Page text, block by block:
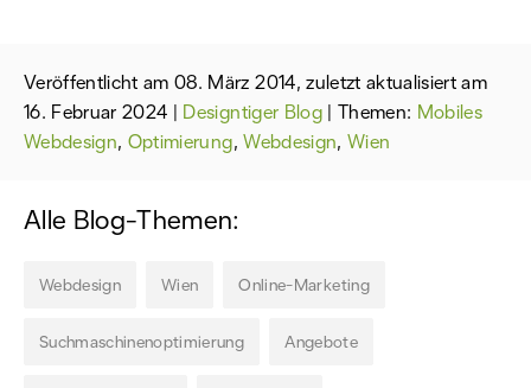
Veröffentlicht am 08. März 2014, zuletzt aktualisiert am
16. Februar 2024 | Designtiger Blog| Themen: Mobiles
Webdesign, Optimierung,Webdesign, Wien
Alle Blog-Themen:
Webdesign Wien Online-Marketing
Suchmaschinenoptimierung Angebote